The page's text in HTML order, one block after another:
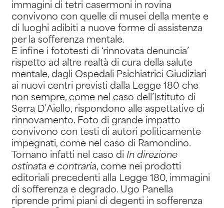
immagini di tetri casermoni in rovina
convivono con quelle di musei della mente e
di luoghi adibiti a nuove forme di assistenza
per la sofferenza mentale.
E infine i fototesti di ‘rinnovata denuncia’
rispetto ad altre realtà di cura della salute
mentale, dagli Ospedali Psichiatrici Giudiziari
ai nuovi centri previsti dalla Legge 180 che
non sempre, come nel caso dell’Istituto di
Serra D’Aiello, rispondono alle aspettative di
rinnovamento. Foto di grande impatto
convivono con testi di autori politicamente
impegnati, come nel caso di Ramondino.
Tornano infatti nel caso di In direzione
ostinata e contraria, come nei prodotti
editoriali precedenti alla Legge 180, immagini
di sofferenza e degrado. Ugo Panella
riprende primi piani di degenti in sofferenza